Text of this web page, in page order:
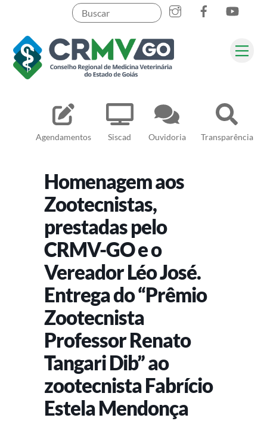
content
Agendamentos Siscad Ouvidoria Transparência
Pesquisar
Homenagem aos
Zootecnistas,
prestadas pelo
CRMV-GO e o
Vereador Léo José.
Entrega do “Prêmio
Zootecnista
Professor Renato
Tangari Dib” ao
zootecnista Fabrício
Estela Mendonça